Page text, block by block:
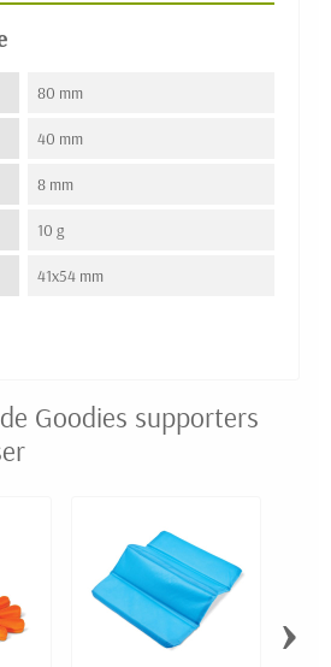
80 mm
40 mm
8 mm
10 g
41x54 mm
Goodies supporters
›